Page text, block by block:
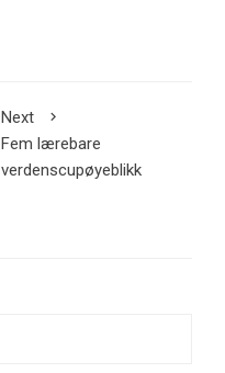
Next
Fem lærebare
verdenscupøyeblikk